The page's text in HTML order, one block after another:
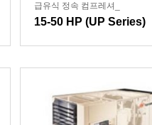
급유식 정속 컴프레셔_
15-50 HP (UP Series)